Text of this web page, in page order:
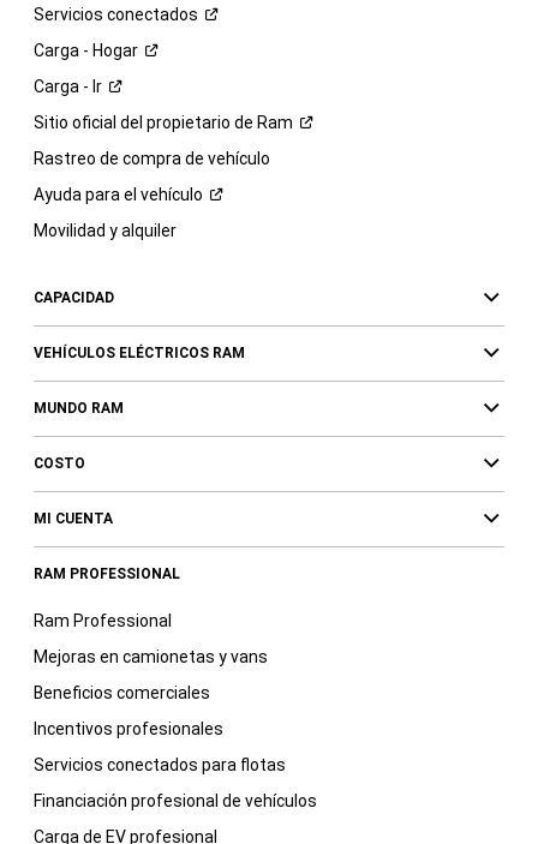
Servicios conectados
Carga - Hogar
Carga - Ir
Sitio oficial del propietario de Ram
Rastreo de compra de vehículo
Ayuda para el vehículo
Movilidad y alquiler
CAPACIDAD
VEHÍCULOS ELÉCTRICOS RAM
MUNDO RAM
COSTO
MI CUENTA
RAM PROFESSIONAL
Ram Professional
Mejoras en camionetas y vans
Beneficios comerciales
Incentivos profesionales
Servicios conectados para flotas
Financiación profesional de vehículos
Carga de EV profesional